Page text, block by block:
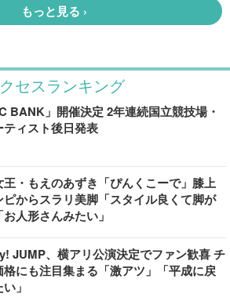
セスランキング
BANK」開催決定 2年連続国立競技場・
ティスト後日発表
王・もえのあずき「ぴんくこーで」膝上
ピからスラリ美脚「スタイル良くて脚が
人形さんみたい」
JUMP、横アリ公演決定でファン歓喜 チ
にも注目集まる「激アツ」「平成に戻
」